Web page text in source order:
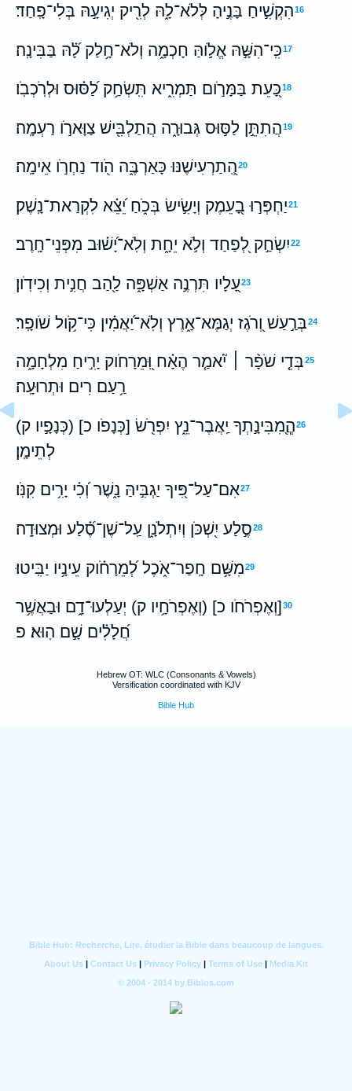
16הִקְשִׁ֣יחַ בָּנֶ֣יהָ לְּלֹא־לָ֑הּ לְרִ֖יק יְגִיעָ֣הּ בְּלִי־פָֽחַד׃
17כִּֽי־הִשָּׁ֣הּ אֱלֹ֣והַּ חָכְמָ֑ה וְלֹא־חָ֥לַק לָ֝֗הּ בַּבִּינָֽה׃
18כָּ֭עֵת בַּמָּרֹ֣ום תַּמְרִ֑יא תִּֽשְׂחַ֥ק לַ֝סּ֗וּס וּלְרֹֽכְבֹֽו׃
19הֲתִתֵּ֣ן לַסּ֣וּס גְּבוּרָ֑ה הֲתַלְבִּ֖ישׁ צַוָּארֹ֣ו רַעְמָֽה׃
20הְֽ֭תַרְעִישֶׁנּוּ כָּאַרְבֶּ֑ה הֹ֖וד נַחְרֹ֣ו אֵימָֽה׃
21יַחְפְּר֣וּ בָ֭עֵמֶק וְיָשִׂ֣ישׂ בְּכֹ֑חַ יֵ֝צֵ֗א לִקְרַאת־נָֽשֶׁק׃
22יִשְׂחַ֣ק לְ֭פַחַד וְלֹ֣א יֵחָ֑ת וְלֹֽא־יָ֝שׁ֗וּב מִפְּנֵי־חָֽרֶב׃
23עָ֭לָיו תִּרְנֶ֣ה אַשְׁפָּ֑ה לַ֖הַב חֲנִ֣ית וְכִידֹֽון׃
24בְּרַ֣עַשׁ וְ֭רֹגֶז יְגַמֶּא־אָ֑רֶץ וְלֹֽא־יַ֝אֲמִ֗ין כִּי־קֹ֥ול שֹׁופָֽר׃
25בְּדֵ֤י שֹׁפָ֨ר ׀ יֹ֘אמַ֤ר הֶאָ֗ח וּֽ֭מֵרָחֹוק יָרִ֣יחַ מִלְחָמָ֑ה
רַ֥עַם רִים וּתְרוּעָֽה׃
26הֲ‍ֽ֭מִבִּינָ֣תְךָ יַֽאֲבֶר־נֵ֑ץ יִפְרֹ֖שׂ [כְּנָפֹו כ] (כְּנָפָ֣יו ק)
לְתֵימָֽן׃
27אִם־עַל־פִּ֭יךָ יַגְבִּ֣יהַּ נָ֑שֶׁר וְ֝כִ֗י יָרִ֥ים קִנֹּֽו׃
28סֶ֣לַע יִ֭שְׁכֹּן וְיִתְלֹנָ֑ן עַֽל־שֶׁן־סֶ֝֗לַע וּמְצוּדָֽה׃
29מִשָּׁ֥ם חָֽפַר־אֹ֑כֶל לְ֝מֵרָחֹ֗וק עֵינָ֥יו יַבִּֽיטוּ׃
30[וְאֶפְרֹחֹו כ] (וְאֶפְרֹחָ֥יו ק) יְעַלְעוּ־דָ֑ם וּבַאֲשֶׁ֥ר
חֲ֝לָלִ֗ים שָׁ֣ם הֽוּא׃ פ
Hebrew OT: WLC (Consonants & Vowels)
Versification coordinated with KJV
Bible Hub